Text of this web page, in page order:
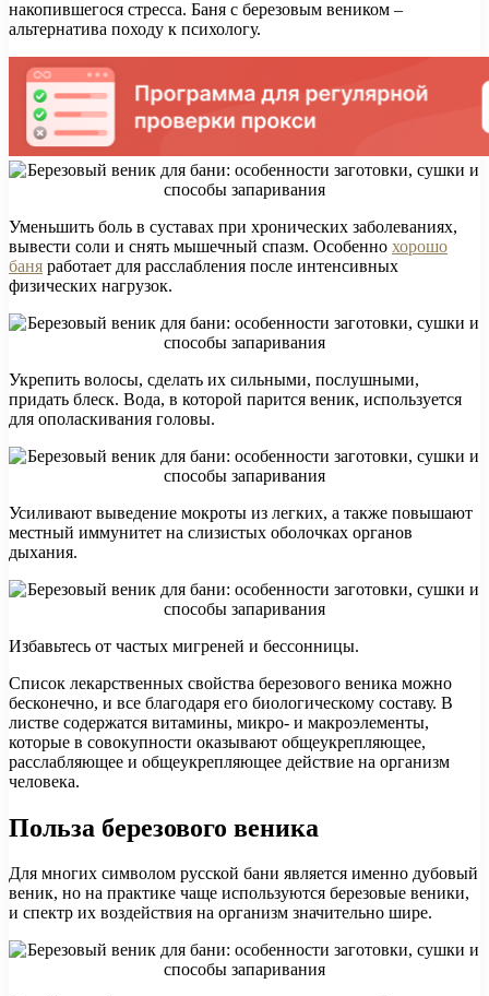
накопившегося стресса. Баня с березовым веником –
альтернатива походу к психологу.
Уменьшить боль в суставах при хронических заболеваниях,
вывести соли и снять мышечный спазм. Особенно хорошо
баня работает для расслабления после интенсивных
физических нагрузок.
Укрепить волосы, сделать их сильными, послушными,
придать блеск. Вода, в которой парится веник, используется
для ополаскивания головы.
Усиливают выведение мокроты из легких, а также повышают
местный иммунитет на слизистых оболочках органов
дыхания.
Избавьтесь от частых мигреней и бессонницы.
Список лекарственных свойства березового веника можно
бесконечно, и все благодаря его биологическому составу. В
листве содержатся витамины, микро- и макроэлементы,
которые в совокупности оказывают общеукрепляющее,
расслабляющее и общеукрепляющее действие на организм
человека.
Польза березового веника
Для многих символом русской бани является именно дубовый
веник, но на практике чаще используются березовые веники,
и спектр их воздействия на организм значительно шире.